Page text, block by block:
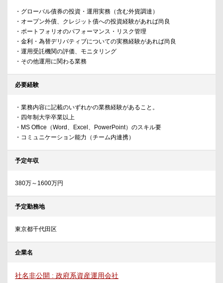
・グローバル債券の投資・運用実務（含む外貨調達）
・オープン外債、クレジット債への投資経験があれば尚良
・ポートフォリオのパフォーマンス・リスク管理
・金利・為替デリバティブについての実務経験があれば尚良
・運用受託機関の評価、モニタリング
・その他運用に関わる業務
必要経験
・業務内容に記載のいずれかの業務経験があること。
・四年制大学卒業以上
・MS Office（Word、Excel、PowerPoint）のスキル要
・コミュニケーション能力（チーム内連携）
予定年収
380万～1600万円
予定勤務地
東京都千代田区
企業名
社名非公開 : 政府系資産運用会社